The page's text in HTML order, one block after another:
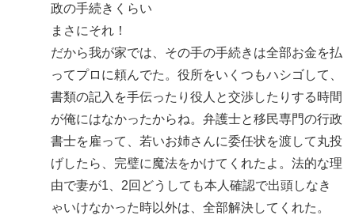
政の手続きくらい
まさにそれ！
だから我が家では、その手の手続きは全部お金を払
ってプロに頼んでた。役所をいくつもハシゴして、
書類の記入を手伝ったり役人と交渉したりする時間
が俺にはなかったからね。弁護士と移民専門の行政
書士を雇って、若いお姉さんに委任状を渡して丸投
げしたら、完璧に魔法をかけてくれたよ。法的な理
由で妻が1、2回どうしても本人確認で出頭しなき
ゃいけなかった時以外は、全部解決してくれた。